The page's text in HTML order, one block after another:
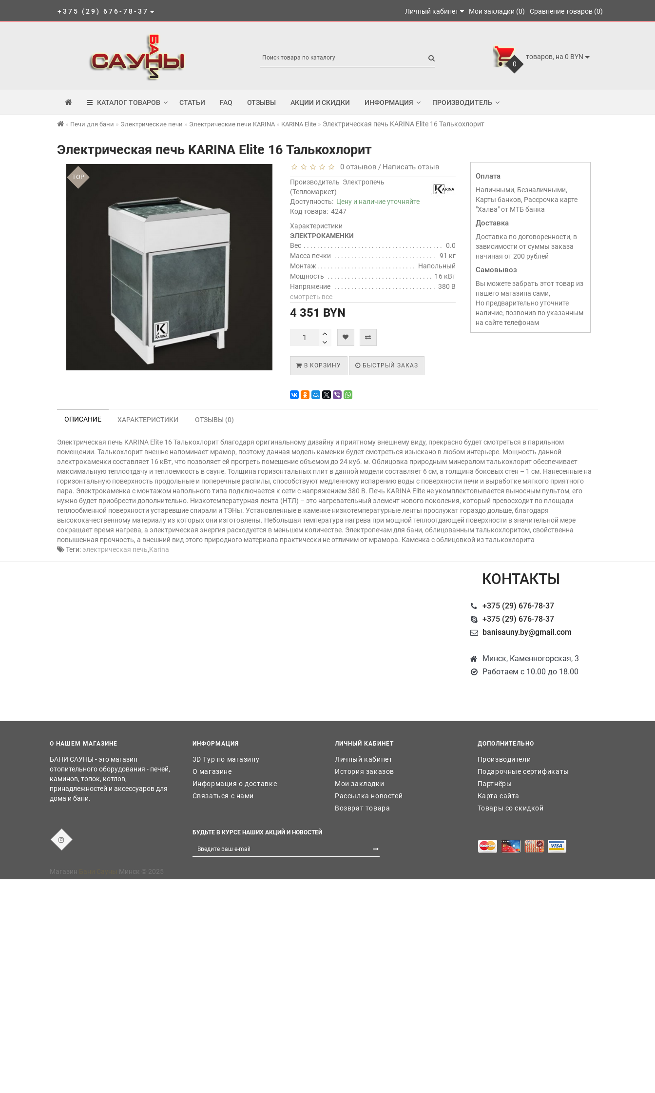
+375 (29) 676-78-37 Личный кабинет Мои закладки (0) Сравнение товаров (0)
0
товаров, на 0 BYN
КАТАЛОГ ТОВАРОВ СТАТЬИ FAQ ОТЗЫВЫ АКЦИИ И СКИДКИ ИНФОРМАЦИЯ ПРОИЗВОДИТЕЛЬ
Печи для бани Электрические печи Электрические печи KARINA KARINA Elite Электрическая печь KARINA Elite 16 Талькохлорит
Электрическая печь KARINA Elite 16 Талькохлорит
TOP
0 отзывов / Написать отзыв
Производитель Электропечь
(Тепломаркет)
Доступность: Цену и наличие уточняйте
Код товара: 4247
Характеристики
ЭЛЕКТРОКАМЕНКИ
Вес
0.0
Масса печки
91 кг
Монтаж
Напольный
Мощность
16 кВт
Напряжение
380 В
смотреть все
4 351 BYN
В КОРЗИНУ БЫСТРЫЙ ЗАКАЗ
Оплата
Наличными, Безналичными,
Карты банков, Рассрочка карте
"Халва" от МТБ банка
Доставка
Доставка по договоренности, в
зависимости от суммы заказа
начиная от 200 рублей
Самовывоз
Вы можете забрать этот товар из
нашего магазина сами,
Но предварительно уточните
наличие, позвонив по указанным
на сайте телефонам
ОПИСАНИЕ ХАРАКТЕРИСТИКИ ОТЗЫВЫ (0)
Электрическая печь KARINA Elite 16 Талькохлорит благодаря оригинальному дизайну и приятному внешнему виду, прекрасно будет смотреться в парильном
помещении. Талькохлорит внешне напоминает мрамор, поэтому данная модель каменки будет смотреться изыскано в любом интерьере. Мощность данной
электрокаменки составляет 16 кВт, что позволяет ей прогреть помещение объемом до 24 куб. м. Облицовка природным минералом талькохлорит обеспечивает
максимальную теплоотдачу и теплоемкость в сауне. Толщина горизонтальных плит в данной модели составляет 6 см, а толщина боковых стен – 1 см. Нанесенные на
горизонтальную поверхность продольные и поперечные распилы, способствуют медленному испарению воды с поверхности печи и выработке мягкого приятного
пара. Электрокаменка с монтажом напольного типа подключается к сети с напряжением 380 В. Печь KARINA Elite не укомплектовывается выносным пультом, его
нужно будет приобрести дополнительно. Низкотемпературная лента (НТЛ) – это нагревательный элемент нового поколения, который превосходит по площади
теплообменной поверхности устаревшие спирали и ТЭНы. Установленные в каменке низкотемпературные ленты прослужат гораздо дольше, благодаря
высококачественному материалу из которых они изготовлены. Небольшая температура нагрева при мощной теплоотдающей поверхности в значительной мере
сокращает время нагрева, а электрическая энергия расходуется в меньшем количестве. Электропечам для бани, облицованным талькохлоритом, свойственна
повышенная прочность, а внешний вид этого природного материала практически не отличим от мрамора. Каменка с облицовкой из талькохлорита
Теги: электрическая печь,Karina
КОНТАКТЫ
+375 (29) 676-78-37
+375 (29) 676-78-37
banisauny.by@gmail.com
Минск, Каменногорская, 3
Работаем с 10.00 до 18.00
О НАШЕМ МАГАЗИНЕ
БАНИ САУНЫ - это магазин
отопительного оборудования - печей,
каминов, топок, котлов,
принадлежностей и аксессуаров для
дома и бани.
ИНФОРМАЦИЯ
3D Тур по магазину
О магазине
Информация о доставке
Связаться с нами
ЛИЧНЫЙ КАБИНЕТ
Личный кабинет
История заказов
Мои закладки
Рассылка новостей
Возврат товара
ДОПОЛНИТЕЛЬНО
Производители
Подарочные сертификаты
Партнёры
Карта сайта
Товары со скидкой
БУДЬТЕ В КУРСЕ НАШИХ АКЦИЙ И НОВОСТЕЙ
Магазин Минск © 2025